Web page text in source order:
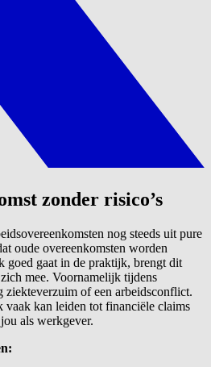
zonder risico’s
nog steeds uit pure
oude overeenkomsten worden
goed gaat in de praktijk, brengt dit
mee. Voornamelijk tijdens
ziekteverzuim of een arbeidsconflict.
kan leiden tot financiële claims
als werkgever.